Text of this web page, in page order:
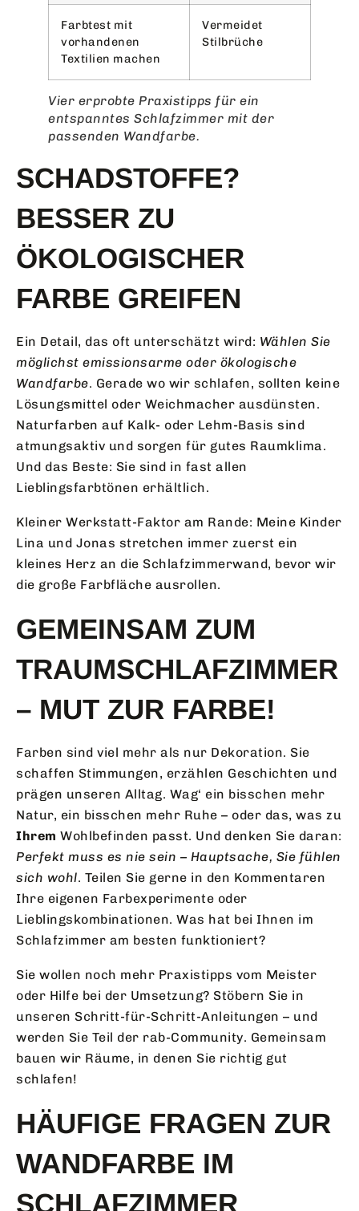
Farbtest mit
vorhandenen
Textilien machen
Vermeidet
Stilbrüche
Vier erprobte Praxistipps für ein
entspanntes Schlafzimmer mit der
passenden Wandfarbe.
SCHADSTOFFE?
BESSER ZU
ÖKOLOGISCHER
FARBE GREIFEN
Ein Detail, das oft unterschätzt wird: Wählen Sie
möglichst emissionsarme oder ökologische
Wandfarbe. Gerade wo wir schlafen, sollten keine
Lösungsmittel oder Weichmacher ausdünsten.
Naturfarben auf Kalk- oder Lehm-Basis sind
atmungsaktiv und sorgen für gutes Raumklima.
Und das Beste: Sie sind in fast allen
Lieblingsfarbtönen erhältlich.
Kleiner Werkstatt-Faktor am Rande: Meine Kinder
Lina und Jonas stretchen immer zuerst ein
kleines Herz an die Schlafzimmerwand, bevor wir
die große Farbfläche ausrollen.
GEMEINSAM ZUM
TRAUMSCHLAFZIMMER
– MUT ZUR FARBE!
Farben sind viel mehr als nur Dekoration. Sie
schaffen Stimmungen, erzählen Geschichten und
prägen unseren Alltag. Wag‘ ein bisschen mehr
Natur, ein bisschen mehr Ruhe – oder das, was zu
Ihrem Wohlbefinden passt. Und denken Sie daran:
Perfekt muss es nie sein – Hauptsache, Sie fühlen
sich wohl. Teilen Sie gerne in den Kommentaren
Ihre eigenen Farbexperimente oder
Lieblingskombinationen. Was hat bei Ihnen im
Schlafzimmer am besten funktioniert?
Sie wollen noch mehr Praxistipps vom Meister
oder Hilfe bei der Umsetzung? Stöbern Sie in
unseren Schritt-für-Schritt-Anleitungen – und
werden Sie Teil der rab-Community. Gemeinsam
bauen wir Räume, in denen Sie richtig gut
schlafen!
HÄUFIGE FRAGEN ZUR
WANDFARBE IM
SCHLAFZIMMER